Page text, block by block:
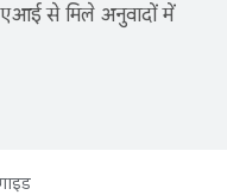
से मिले अनुवादों में